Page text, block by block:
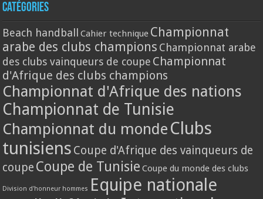
Catégories
Beach handball Cahier technique Championnat
arabe des clubs champions Championnat arabe
des clubs vainqueurs de coupe Championnat
d'Afrique des clubs champions
Championnat d'Afrique des nations
Championnat de Tunisie
Championnat du monde Clubs
tunisiens Coupe d'Afrique des vainqueurs de
coupe Coupe de Tunisie Coupe du monde des clubs
Division d'honneur hommes Equipe nationale